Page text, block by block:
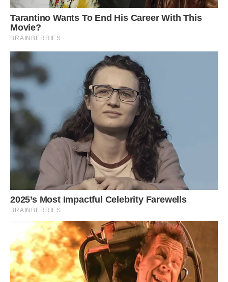
Сусіди почали шушукатися. У нашому невеликому містечку
новини розлітаються швидше, ніж вітер. Я бачила ці
співчутливі погляди в магазині, чула за спиною шепіт.
Дехто навіть намагався мені щось радити, але я лише
кивала і проходила повз. Мені не потрібне було їхнє
жаління. Мені потрібна була справедливість.
Одного разу я зустріла Галину біля хвіртки. Вона стояла в
новому капелюшку, вся така з себе успішна жінка.
— Оксано, ну навіщо ти мучиш і себе, і його? — запитала